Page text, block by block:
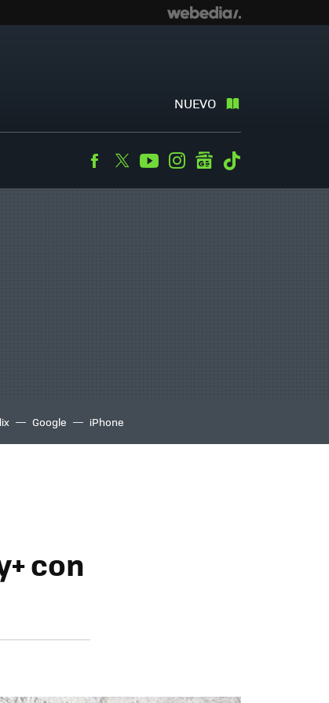
NUEVO
Facebook
TwitterYoutubeInstagramgooglenews
Google iPhone
con